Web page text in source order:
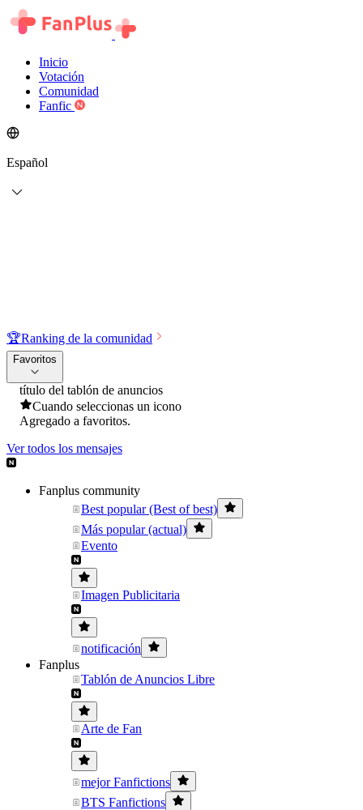
Inicio
Votación
Comunidad
Fanfic
Español
🏆Ranking de la comunidad
Favoritos
título del tablón de anuncios
Cuando seleccionas un icono
Agregado a favoritos.
Ver todos los mensajes
Fanplus community
Best popular (Best of best)
Más popular (actual)
Evento
Imagen Publicitaria
notificación
Fanplus
Tablón de Anuncios Libre
Arte de Fan
mejor Fanfictions
BTS Fanfictions